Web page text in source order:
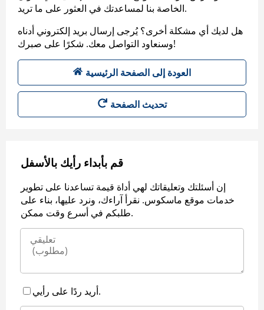
الخاصة بنا لمساعدتك في العثور على ما تريد.
هل لديك أي مشكلة أخرى؟ يُرجى إرسال بريد إلكتروني أدناه
وسنعاود التواصل معك. شكرًا على صبرك!
العودة إلى الصفحة الرئيسية
تحديث الصفحة
قم بأبداء رأيك بالأسفل
إن أسئلتك وتعليقاتك لهي أداة قيمة تساعدنا على تطوير
خدمات موقع ماسكوس. نقرأ آراءك، ونرد عليها، بناء على
طلبكم في أسرع وقت ممكن.
أريد ردًا على رأيي.